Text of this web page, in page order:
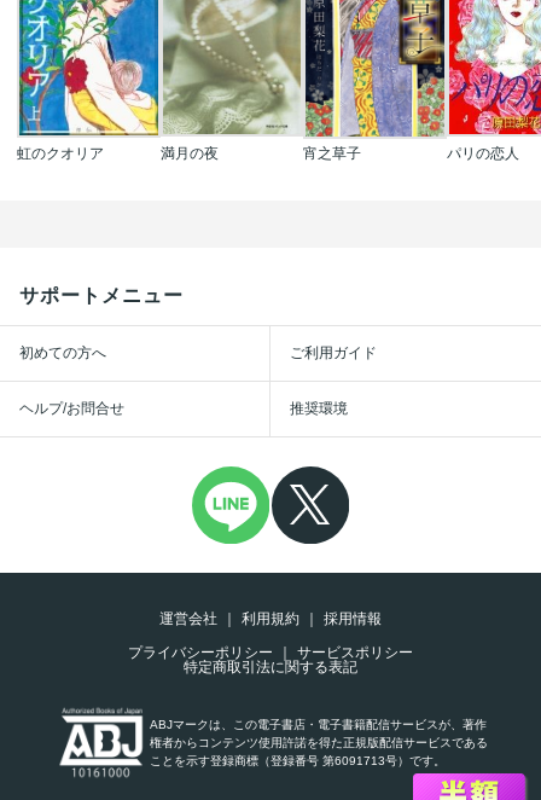
虹のクオリア 満月の夜 宵之草子 パリの恋人
サポートメニュー
初めての方へ ご利用ガイド
ヘルプ/お問合せ 推奨環境
運営会社 利用規約
採用情報
プライバシーポリシー
サービスポリシー
特定商取引法に関する表記
ABJマークは、この電子書店・電子書籍配信サービスが、著作
権者からコンテンツ使用許諾を得た正規版配信サービスである
ことを示す登録商標（登録番号 第6091713号）です。